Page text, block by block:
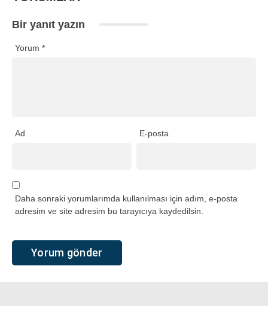
Bir yanıt yazın
Yorum *
Ad E-posta
Daha sonraki yorumlarımda kullanılması için adım, e-posta
adresim ve site adresim bu tarayıcıya kaydedilsin.